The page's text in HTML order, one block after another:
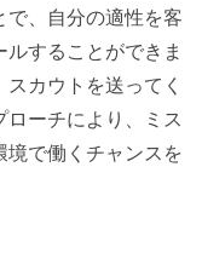
、自分の適性を客
することができま
カウトを送ってく
ーチにより、ミス
境で働くチャンスを